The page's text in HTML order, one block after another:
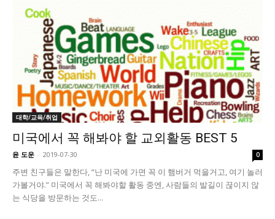
대학/교육/취업
미국에서 꼭 해봐야 할 교외활동 BEST 5
윤 도운 - 2019-07-30 0
주변 친구들은 말한다, “난 미국에 가면 꼭 이 햄버거 먹을거고, 여기 놀러
가볼거야.” 미국에서 꼭 해봐야할 활동 중엔, 사람들의 발길이 끊이지 않
는 식당을 방문하는 것도...